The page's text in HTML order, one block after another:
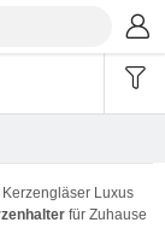
Luxus
für Zuhause